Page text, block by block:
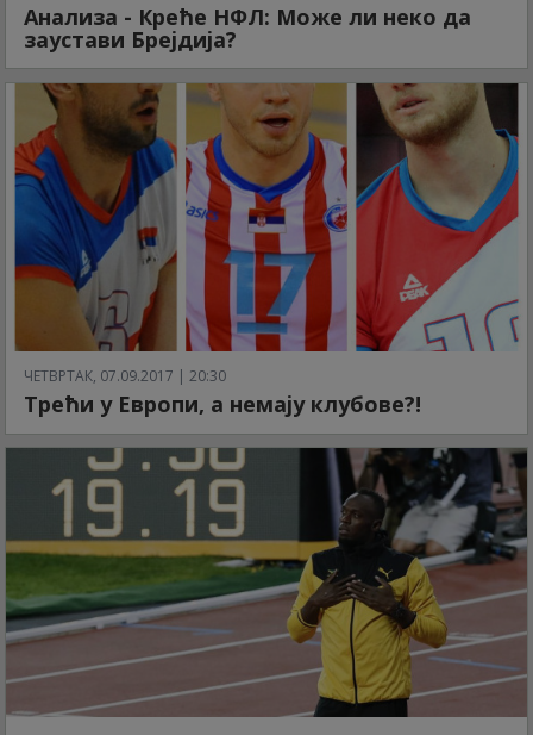
Анализа - Креће НФЛ: Може ли неко да
заустави Брејдија?
ЧЕТВРТАК, 07.09.2017 | 20:30
Трећи у Европи, а немају клубове?!